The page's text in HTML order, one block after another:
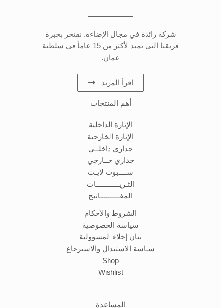
شركة رائدة في مجال الإضاءة. نفتخر بخبرة
فريقنا التي تمتد لأكثر من 15 عاماً في سلطنة
عمان.
اقرأ المزيد
أهم المنتجات
الإنارة الداخلية
الإنارة الخارجية
جداري داخلــي
جداري خــارجي
ســــبوت لايـت
الثـريــــــــــــات
المفــــــــــاتيح
الشروط والأحكام
سياسة الخصوصية
بيان إخلاء المسؤولية
سياسة الاستبدال والاسترجاع
Shop
Wishlist
المساعدة